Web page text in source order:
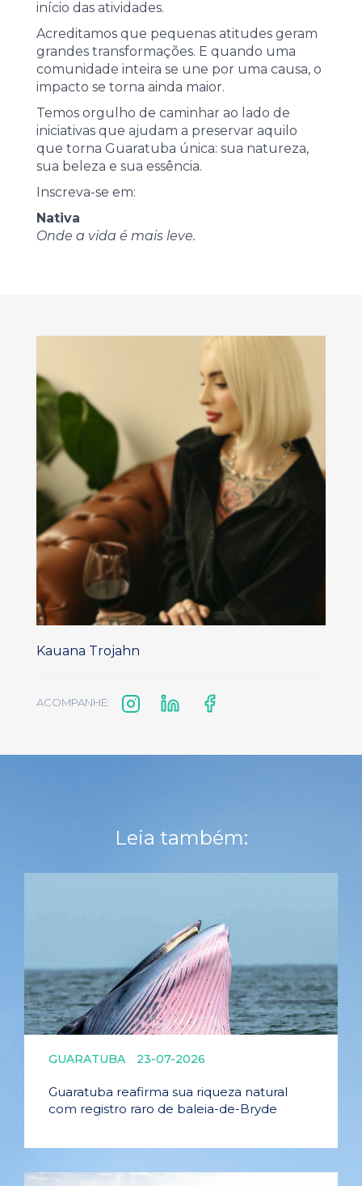
início das atividades.
Acreditamos que pequenas atitudes geram
grandes transformações. E quando uma
comunidade inteira se une por uma causa, o
impacto se torna ainda maior.
Temos orgulho de caminhar ao lado de
iniciativas que ajudam a preservar aquilo
que torna Guaratuba única: sua natureza,
sua beleza e sua essência.
Inscreva-se em:
Nativa
Onde a vida é mais leve.
Kauana Trojahn
ACOMPANHE:
Leia também:
GUARATUBA 23-07-2026
Guaratuba reafirma sua riqueza natural
com registro raro de baleia-de-Bryde